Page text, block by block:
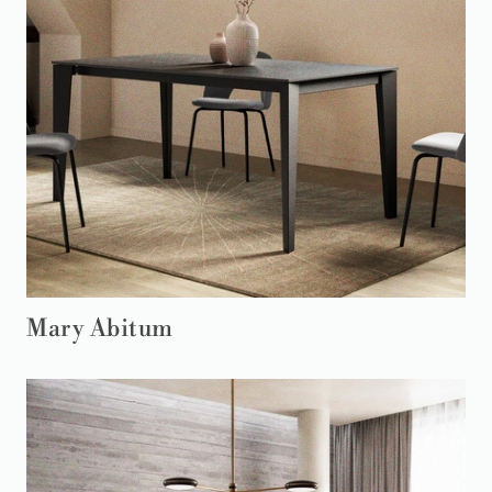
Mary Abitum